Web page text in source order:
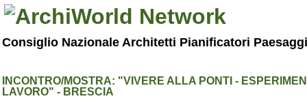
Consiglio Nazionale Architetti Pianificatori
INCONTRO/MOSTRA: "VIVERE ALLA PONTI -
LAVORO" - BRESCIA